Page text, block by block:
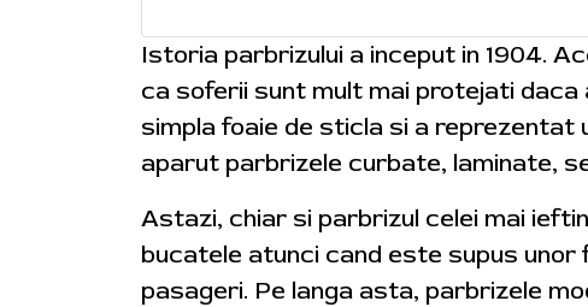
Istoria parbrizului a inceput in 1904.
ca soferii sunt mult mai protejati daca
simpla foaie de sticla si a reprezentat
aparut parbrizele curbate, laminate,
Astazi, chiar si parbrizul celei mai
bucatele atunci cand este supus
pasageri. Pe langa asta, parbrizele